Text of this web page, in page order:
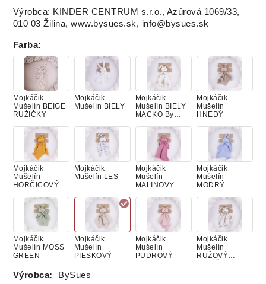
Výrobca: KINDER CENTRUM s.r.o., Azúrová 1069/33,
010 03 Žilina, www.bysues.sk, info@bysues.sk
Farba:
Mojkáčik
Mušelín BEIGE
RUŽIČKY
Mojkáčik
Mušelín BIELY
Mojkáčik
Mušelín BIELY
MACKO By
Mojkáčik
Mušelín
HNEDÝ
Mojkáčik
Mušelín
HORČICOVÝ
Mojkáčik
Mušelín LES
Mojkáčik
Mušelín
MALINOVY
Mojkáčik
Mušelín
MODRÝ
Mojkáčik
Mušelín MOSS
GREEN
Mojkáčik
Mušelín
PIESKOVÝ
Mojkáčik
Mušelín
PUDROVÝ
Mojkáčik
Mušelín
RUŽOVÝ
Výrobca: BySues